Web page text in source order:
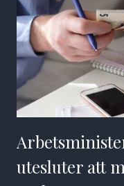
utesluter att